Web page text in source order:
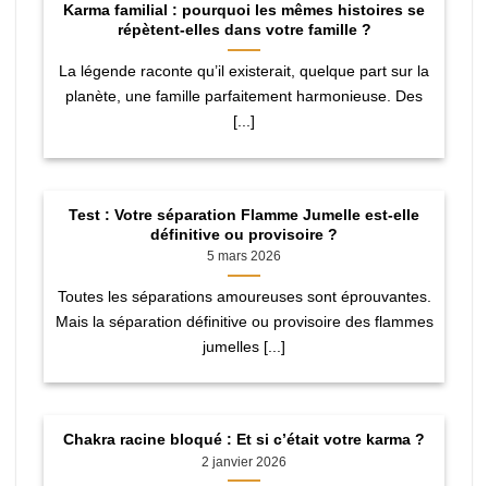
Karma familial : pourquoi les mêmes histoires se
répètent-elles dans votre famille ?
La légende raconte qu’il existerait, quelque part sur la
planète, une famille parfaitement harmonieuse. Des
[...]
Test : Votre séparation Flamme Jumelle est-elle
définitive ou provisoire ?
5 mars 2026
Toutes les séparations amoureuses sont éprouvantes.
Mais la séparation définitive ou provisoire des flammes
jumelles [...]
Chakra racine bloqué : Et si c’était votre karma ?
2 janvier 2026